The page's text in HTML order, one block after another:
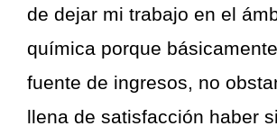
de dejar mi trabajo en el
química porque
fuente de ingresos, no
llena de satisfacción haber